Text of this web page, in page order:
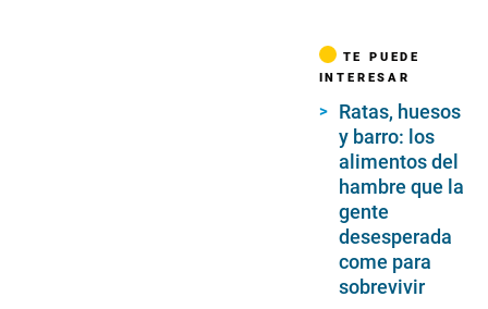
TE PUEDE
INTERESAR
Ratas, huesos
y barro: los
alimentos del
hambre que la
gente
desesperada
come para
sobrevivir